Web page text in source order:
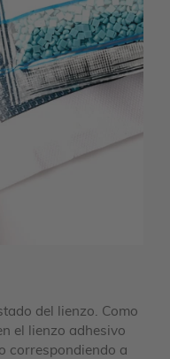
del lienzo. Como
el lienzo adhesivo
correspondiendo a